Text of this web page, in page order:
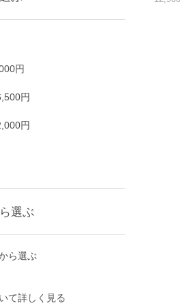
円
円
円
選ぶ
ら選ぶ
て詳しく見る